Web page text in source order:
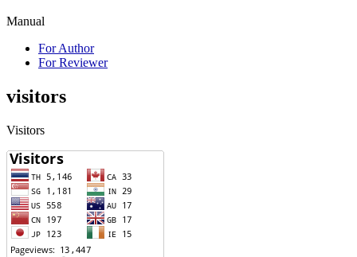
Manual
For Author
For Reviewer
visitors
Visitors